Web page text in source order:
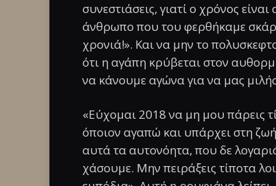
συνεστιάσεις, γιατί ο χρόνος
άνθρωπο που του φερθήκαμε
χρονιά!». Και να μην το
ότι η αγάπη κρύβεται στον
να κάνουμε αγώνα για να μας
«Εύχομαι 2018 να μη μου πάρεις
όποιον αγαπώ και υπάρχει στη
αυτά τα αυτονόητα, που δε
χάσουμε. Μην πειράξεις τίποτα